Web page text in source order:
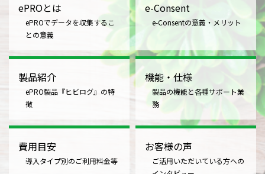
ePROとは
ePROでデータを収集するこ
との意義
e-Consent
e-Consentの意義・メリット
製品紹介
ePRO製品『ヒビログ』の特
徴
機能・仕様
製品の機能と各種サポート業
務
費用目安
導入タイプ別のご利用料金等
お客様の声
ご活用いただいている方への